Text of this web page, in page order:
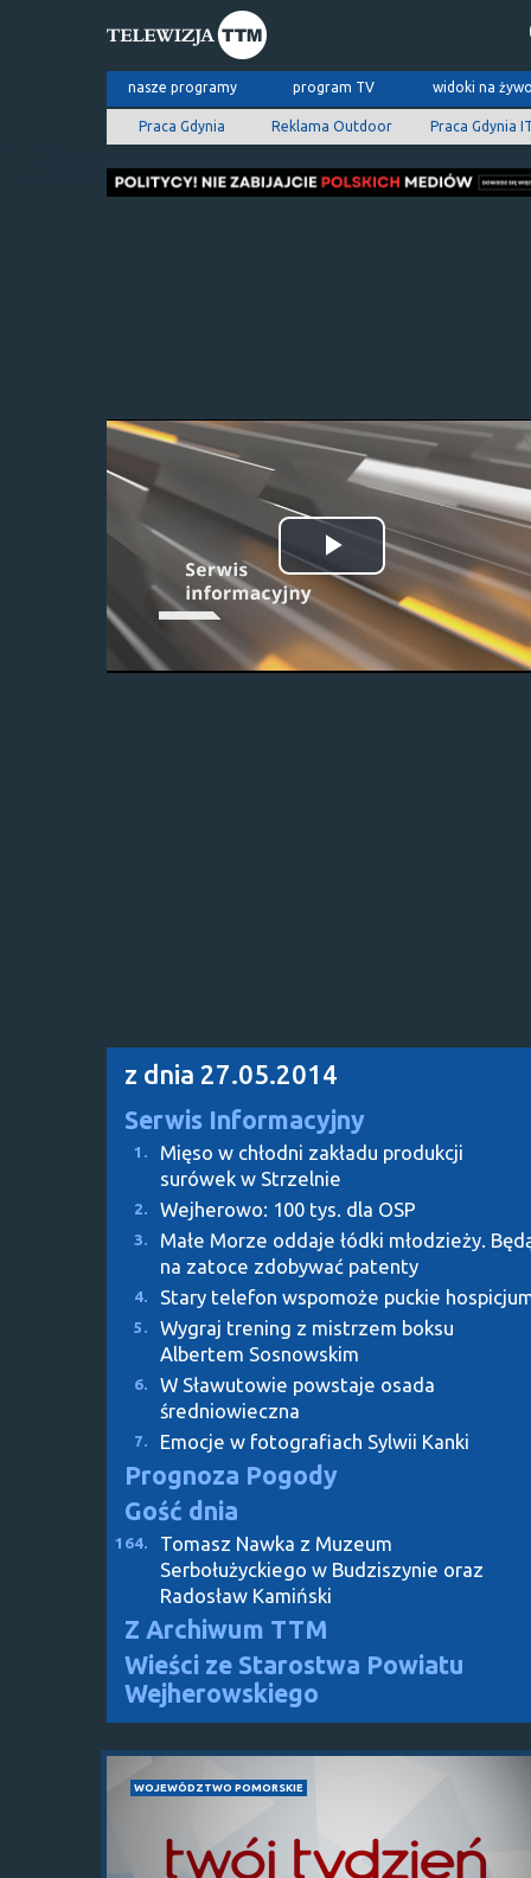
nasze programy program TV widoki na
Praca Gdynia Reklama Outdoor Praca Gdynia
Odtwórz
wideo
z dnia 27.05.2014
Serwis Informacyjny
1.
Mięso w chłodni zakładu produkcji
surówek w Strzelnie
2. Wejherowo: 100 tys. dla OSP
3.
Małe Morze oddaje łódki młodzieży.
na zatoce zdobywać patenty
4. Stary telefon wspomoże puckie
5.
Wygraj trening z mistrzem boksu
Albertem Sosnowskim
6.
W Sławutowie powstaje osada
średniowieczna
7. Emocje w fotografiach Sylwii Kanki
Prognoza Pogody
Gość dnia
164.
Tomasz Nawka z Muzeum
Serbołużyckiego w Budziszynie oraz
Radosław Kamiński
Z Archiwum TTM
Wieści ze Starostwa Powiatu
Wejherowskiego
WOJEWÓDZTWO POMORSKIE